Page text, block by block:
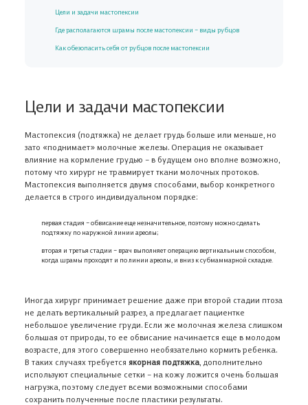
Цели и задачи мастопексии
Где располагаются шрамы после мастопексии – виды рубцов
Как обезопасить себя от рубцов после мастопексии
Цели и задачи мастопексии
Мастопексия (подтяжка) не делает грудь больше или меньше, но
зато «поднимает» молочные железы. Операция не оказывает
влияние на кормление грудью – в будущем оно вполне возможно,
потому что хирург не травмирует ткани молочных протоков.
Мастопексия выполняется двумя способами, выбор конкретного
делается в строго индивидуальном порядке:
первая стадия – обвисание еще незначительное, поэтому можно сделать
подтяжку по наружной линии ареолы;
вторая и третья стадии – врач выполняет операцию вертикальным способом,
когда шрамы проходят и по линии ареолы, и вниз к субмаммарной складке.
Иногда хирург принимает решение даже при второй стадии птоза
не делать вертикальный разрез, а предлагает пациентке
небольшое увеличение груди. Если же молочная железа слишком
большая от природы, то ее обвисание начинается еще в молодом
возрасте, для этого совершенно необязательно кормить ребенка.
В таких случаях требуется якорная подтяжка , дополнительно
используют специальные сетки – на кожу ложится очень большая
нагрузка, поэтому следует всеми возможными способами
сохранить полученные после пластики результаты.